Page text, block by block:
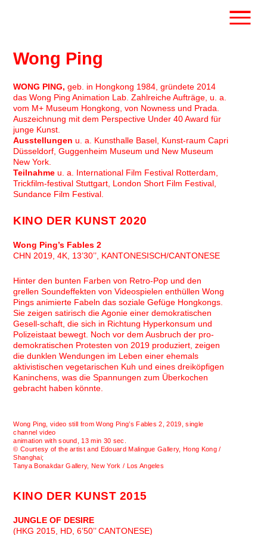
Wong Ping
WONG PING, geb. in Hongkong 1984, gründete 2014
das Wong Ping Animation Lab. Zahlreiche Aufträge, u. a.
vom M+ Museum Hongkong, von Nowness und Prada.
Auszeichnung mit dem Perspective Under 40 Award für
junge Kunst.
Ausstellungen u. a. Kunsthalle Basel, Kunst-raum Capri
Düsseldorf, Guggenheim Museum und New Museum
New York.
Teilnahme u. a. International Film Festival Rotterdam,
Trickfilm-festival Stuttgart, London Short Film Festival,
Sundance Film Festival.
KINO DER KUNST 2020
Wong Ping’s Fables 2
CHN 2019, 4K, 13’30’’, KANTONESISCH/CANTONESE
Hinter den bunten Farben von Retro-Pop und den
grellen Soundeffekten von Videospielen enthüllen Wong
Pings animierte Fabeln das soziale Gefüge Hongkongs.
Sie zeigen satirisch die Agonie einer demokratischen
Gesell-schaft, die sich in Richtung Hyperkonsum und
Polizeistaat bewegt. Noch vor dem Ausbruch der pro-
demokratischen Protesten von 2019 produziert, zeigen
die dunklen Wendungen im Leben einer ehemals
aktivistischen vegetarischen Kuh und eines dreiköpfigen
Kaninchens, was die Spannungen zum Überkochen
gebracht haben könnte.
Wong Ping, video still from Wong Ping’s Fables 2, 2019, single
channel video
animation with sound, 13 min 30 sec.
© Courtesy of the artist and Edouard Malingue Gallery, Hong Kong /
Shanghai;
Tanya Bonakdar Gallery, New York / Los Angeles
KINO DER KUNST 2015
JUNGLE OF DESIRE
(HKG 2015, HD, 6’50’’ CANTONESE)